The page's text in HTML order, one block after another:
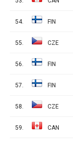
54. FIN
55. CZE
56. FIN
57. FIN
58. CZE
59. CAN